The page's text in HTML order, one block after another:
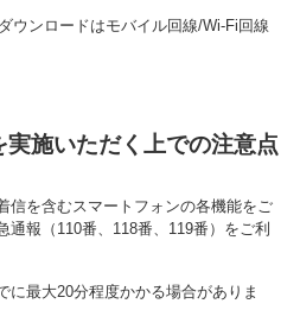
ウンロードはモバイル回線/Wi-Fi回線
施いただく上での注意点
信を含むスマートフォンの各機能をご
通報（110番、118番、119番）をご利
に最大20分程度かかる場合がありま